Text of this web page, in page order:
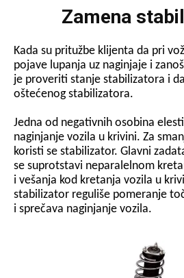
Zamena
Kada su pritužbe klijenta da pri
pojave lupanja uz naginjaje i
je proveriti stanje stabilizatora i
oštećenog stabilizatora.
Jedna od negativnih osobina
naginjanje vozila u krivini. Za
koristi se stabilizator. Glavni
se suprotstavi neparalelnom
i vešanja kod kretanja vozila u
stabilizator reguliše pomeranje
i sprečava naginjanje vozila.